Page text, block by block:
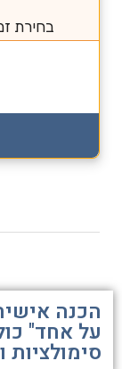
בחירת
הכנה
על אחד"
סימולציות